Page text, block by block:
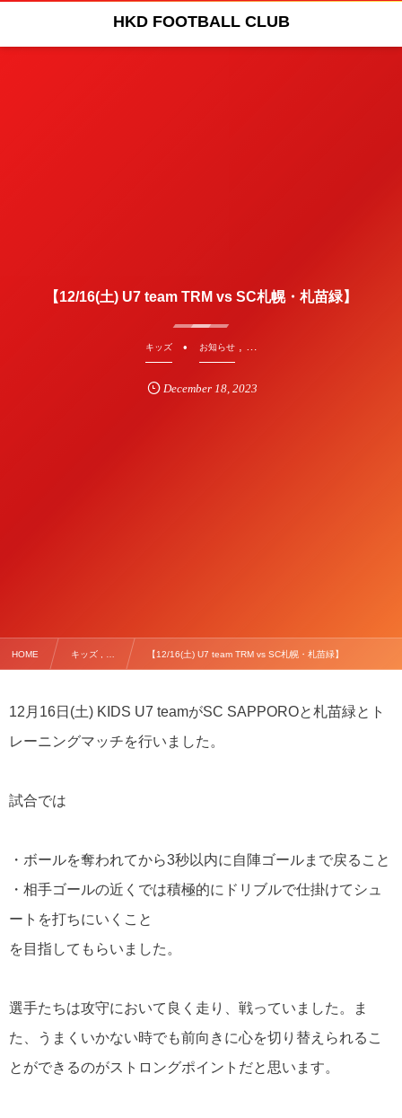
HKD FOOTBALL CLUB
【12/16(土) U7 team TRM vs SC札幌・札苗緑】
キッズ お知らせ, …
December 18 ,2023
HOME キッズ , … 【12/16(土) U7 team TRM vs SC札幌・札苗緑】
12月16日(土) KIDS U7 teamがSC SAPPOROと札苗緑とト
レーニングマッチを行いました。
試合では
・ボールを奪われてから3秒以内に自陣ゴールまで戻ること
・相手ゴールの近くでは積極的にドリブルで仕掛けてシュ
ートを打ちにいくこと
を目指してもらいました。
選手たちは攻守において良く走り、戦っていました。ま
た、うまくいかない時でも前向きに心を切り替えられるこ
とができるのがストロングポイントだと思います。